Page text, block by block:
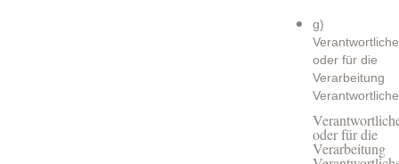
g)
oder für die
Verarbeitung
oder für die
Verarbeitung